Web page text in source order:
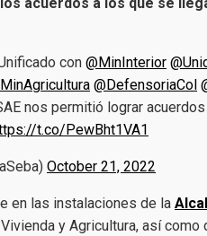
acuerdos a los que se
con @MinInterior
@DefensoriaCol
nos permitió lograr
t.co/PewBht1VA1
October 21, 2022
en las instalaciones de la
y Agricultura, así como